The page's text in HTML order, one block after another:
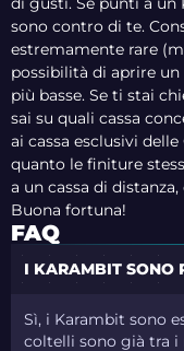
sono contro di te.
estremamente rare
possibilità di aprire
più basse. Se ti stai
sai su quali cassa
ai cassa esclusivi
quanto le finiture
a un cassa di
Buona fortuna!
FAQ
I KARAMBIT SONO
Sì, i Karambit sono
coltelli sono già tra i